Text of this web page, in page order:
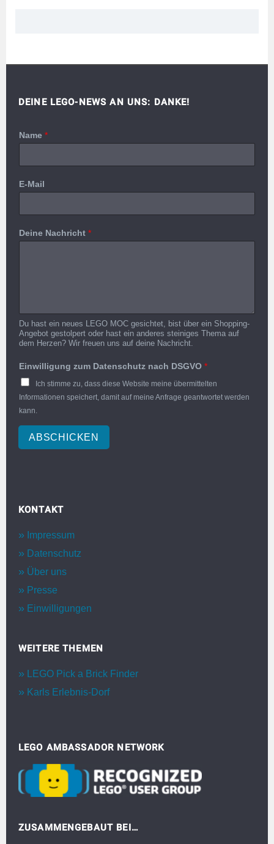
DEINE LEGO-NEWS AN UNS: DANKE!
Name *
E-Mail
Deine Nachricht *
Du hast ein neues LEGO MOC gesichtet, bist über ein Shopping-
Angebot gestolpert oder hast ein anderes steiniges Thema auf
dem Herzen? Wir freuen uns auf deine Nachricht.
Einwilligung zum Datenschutz nach DSGVO *
Ich stimme zu, dass diese Website meine übermittelten
Informationen speichert, damit auf meine Anfrage geantwortet werden
kann.
ABSCHICKEN
KONTAKT
Impressum
Datenschutz
Über uns
Presse
Einwilligungen
WEITERE THEMEN
LEGO Pick a Brick Finder
Karls Erlebnis-Dorf
LEGO AMBASSADOR NETWORK
ZUSAMMENGEBAUT BEI…